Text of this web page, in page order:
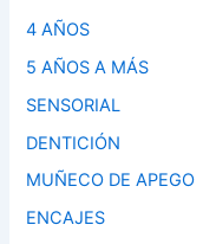
4 AÑOS
5 AÑOS A MÁS
SENSORIAL
DENTICIÓN
MUÑECO DE APEGO
ENCAJES